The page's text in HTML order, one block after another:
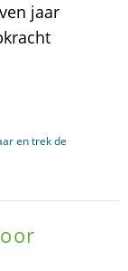
jaar
en trek de